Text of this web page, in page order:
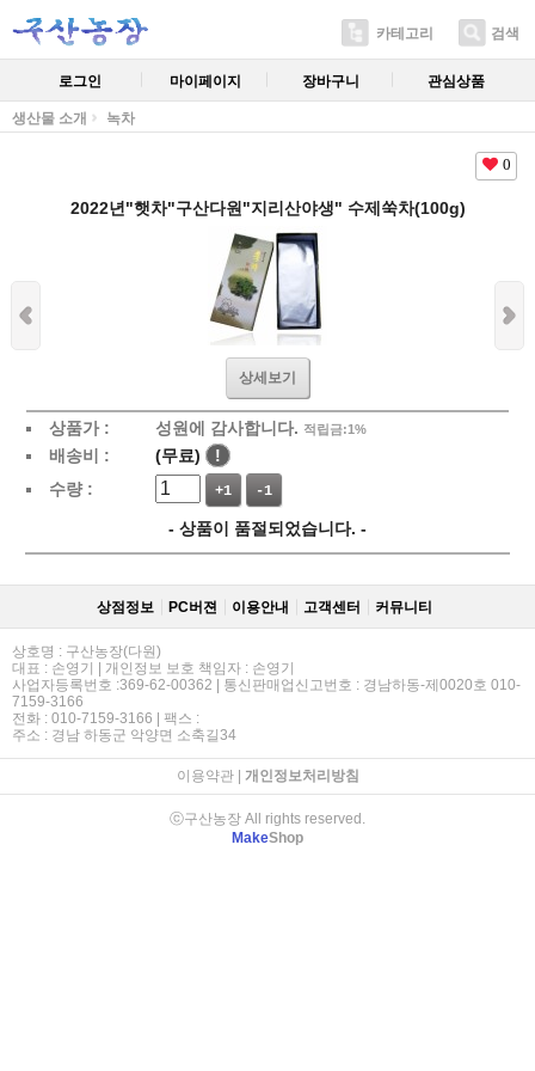
카테고리 검색
로그인 마이페이지 장바구니 관심상품
생산물 소개 녹차
0
2022년"햇차"구산다원"지리산야생" 수제쑥차(100g)
상세보기
상품가 : 성원에 감사합니다. 적립금:1%
배송비 : (무료)
!
수량 :
+1 -1
- 상품이 품절되었습니다. -
상점정보 PC버젼 이용안내 고객센터 커뮤니티
상호명 : 구산농장(다원)
대표 : 손영기 | 개인정보 보호 책임자 : 손영기
사업자등록번호 :369-62-00362 | 통신판매업신고번호 : 경남하동-제0020호 010-
7159-3166
전화 : 010-7159-3166 | 팩스 :
주소 : 경남 하동군 악양면 소축길34
이용약관| 개인정보처리방침
ⓒ구산농장 All rights reserved.
MakeShop